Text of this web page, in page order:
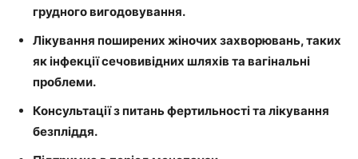
грудного вигодовування.
Лікування поширених жіночих захворювань, таких
як інфекції сечовивідних шляхів та вагінальні
проблеми.
Консультації з питань фертильності та лікування
безпліддя.